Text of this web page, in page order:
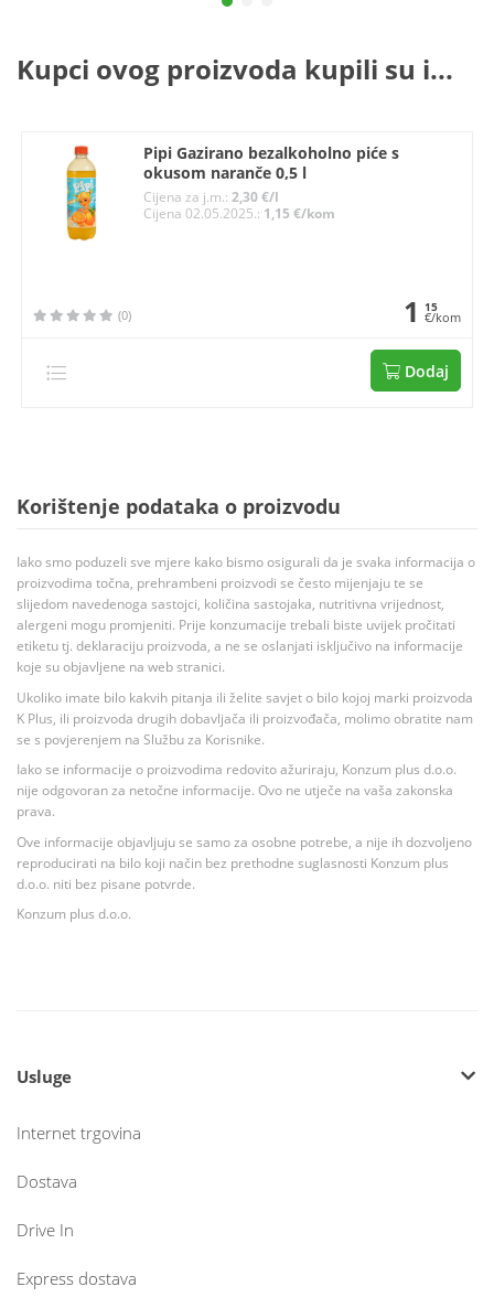
Kupci ovog proizvoda kupili su i...
Pipi Gazirano bezalkoholno piće s
okusom naranče 0,5 l
Cijena za j.m.:2,30 €/l
Cijena 02.05.2025.: 1,15 €/kom
(0) 1 15
€/kom
Dodaj
Korištenje podataka o proizvodu
Iako smo poduzeli sve mjere kako bismo osigurali da je svaka informacija o
proizvodima točna, prehrambeni proizvodi se često mijenjaju te se
slijedom navedenoga sastojci, količina sastojaka, nutritivna vrijednost,
alergeni mogu promjeniti. Prije konzumacije trebali biste uvijek pročitati
etiketu tj. deklaraciju proizvoda, a ne se oslanjati isključivo na informacije
koje su objavljene na web stranici.
Ukoliko imate bilo kakvih pitanja ili želite savjet o bilo kojoj marki proizvoda
K Plus, ili proizvoda drugih dobavljača ili proizvođača, molimo obratite nam
se s povjerenjem na Službu za Korisnike.
Iako se informacije o proizvodima redovito ažuriraju, Konzum plus d.o.o.
nije odgovoran za netočne informacije. Ovo ne utječe na vaša zakonska
prava.
Ove informacije objavljuju se samo za osobne potrebe, a nije ih dozvoljeno
reproducirati na bilo koji način bez prethodne suglasnosti Konzum plus
d.o.o. niti bez pisane potvrde.
Konzum plus d.o.o.
Usluge
Internet trgovina
Dostava
Drive In
Express dostava